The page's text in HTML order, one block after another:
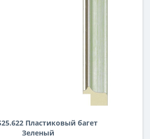
Пластиковый багет
Зеленый